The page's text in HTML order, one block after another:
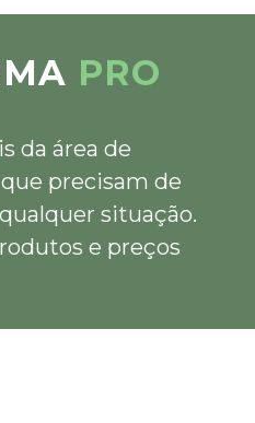
PRO
da área de
precisam de
situação.
e preços